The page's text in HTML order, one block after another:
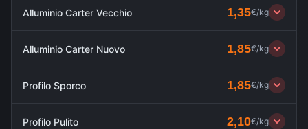
Alluminio Carter Vecchio 1,35€/kg
Alluminio Carter Nuovo 1,85€/kg
Profilo Sporco 1,85€/kg
Profilo Pulito 2,10€/kg